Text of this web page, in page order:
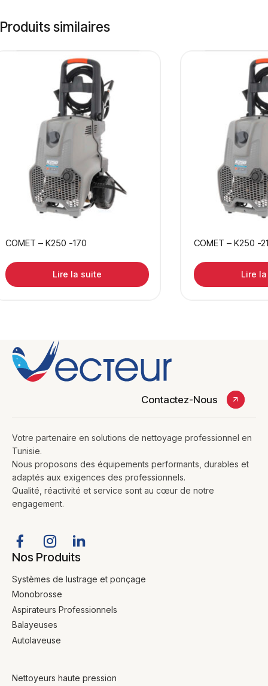
Produits similaires
COMET – K250 -170
Lire la suite
COMET – K250 -
Lire
Contactez-Nous
Votre partenaire en solutions de nettoyage professionnel en
Tunisie.
Nous proposons des équipements performants, durables et
adaptés aux exigences des professionnels.
Qualité, réactivité et service sont au cœur de notre
engagement.
Nos Produits
Systèmes de lustrage et ponçage
Monobrosse
Aspirateurs Professionnels
Balayeuses
Autolaveuse
Nettoyeurs haute pression